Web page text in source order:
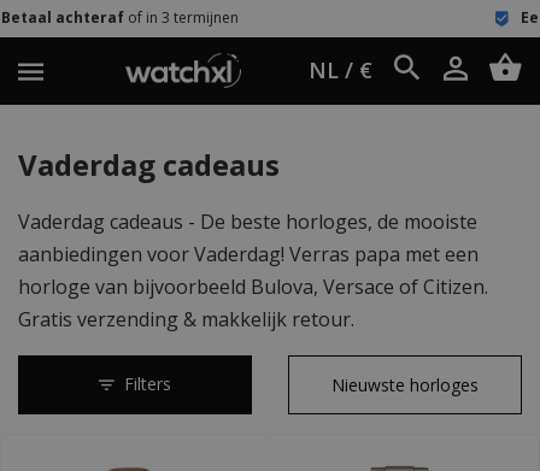
60
NL / €
Vaderdag cadeaus
Vaderdag cadeaus - De beste horloges, de mooiste
aanbiedingen voor Vaderdag! Verras papa met een
horloge van bijvoorbeeld Bulova, Versace of Citizen.
Gratis verzending & makkelijk retour.
Filters